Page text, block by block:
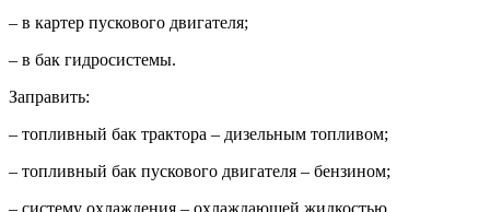
– в картер пускового двигателя;
– в бак гидросистемы.
Заправить:
– топливный бак трактора – дизельным топливом;
– топливный бак пускового двигателя – бензином;
– систему охлаждения – охлаждающей жидкостью.